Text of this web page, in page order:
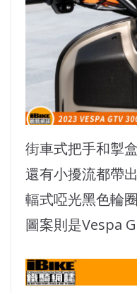
街車式把手和掣
還有小擾流都帶
輻式啞光黑色輪
圖案則是Vespa